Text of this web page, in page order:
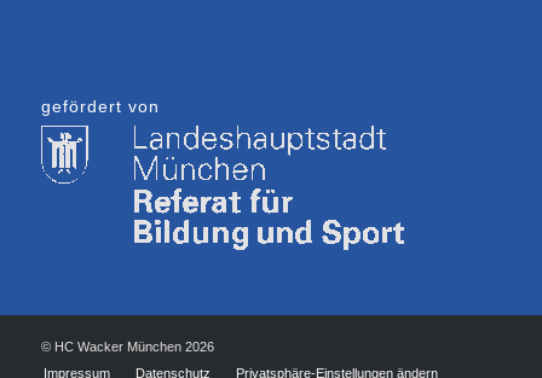
gefördert von
© HC Wacker München 2026
Impressum
Datenschutz Privatsphäre-Einstellungen ändern